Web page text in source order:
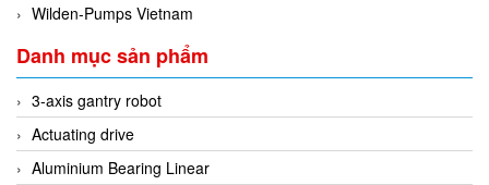
Wilden-Pumps Vietnam
Danh mục sản phẩm
3-axis gantry robot
Actuating drive
Aluminium Bearing Linear